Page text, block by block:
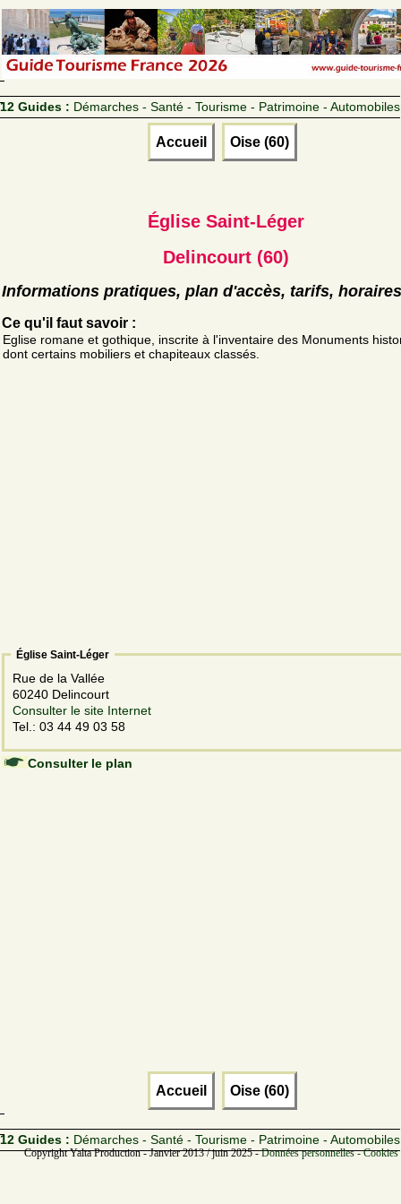
12 Guides : Démarches - Santé - Tourisme - Patrimoine - Automobiles
Accueil Oise (60)
Église Saint-Léger
Delincourt (60)
Informations pratiques, plan d'accès, tarifs, horaires
Ce qu'il faut savoir :
Eglise romane et gothique, inscrite à l'inventaire des Monuments
dont certains mobiliers et chapiteaux classés.
Église Saint-Léger
Rue de la Vallée
60240 Delincourt
Consulter le site Internet
Tel.: 03 44 49 03 58
Consulter le plan
Accueil Oise (60)
12 Guides : Démarches - Santé - Tourisme - Patrimoine - Automobiles
Copyright Yalta Production - Janvier 2013 / juin 2025 -Données personnelles -